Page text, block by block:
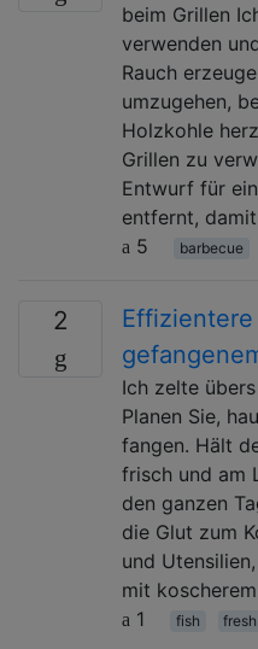
beim Grillen
verwenden
Rauch
umzugehen,
Holzkohle
Grillen zu
Entwurf für
entfernt,
5
barbecue
2
Ich zelte
Planen Sie,
fangen. Hält
frisch und am
den ganzen
die Glut zum
und
mit
1
fish fresh